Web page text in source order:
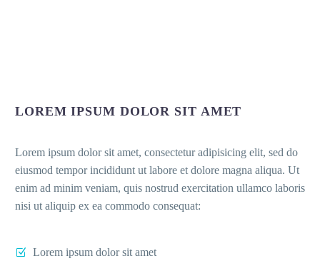
LOREM IPSUM DOLOR SIT AMET
Lorem ipsum dolor sit amet, consectetur adipisicing elit, sed do
eiusmod tempor incididunt ut labore et dolore magna aliqua. Ut
enim ad minim veniam, quis nostrud exercitation ullamco laboris
nisi ut aliquip ex ea commodo consequat:
Lorem ipsum dolor sit amet